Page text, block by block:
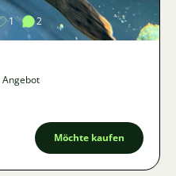
1 2
Angebot
Möchte kaufen